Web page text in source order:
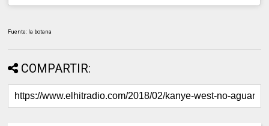
Fuente: la botana
COMPARTIR: